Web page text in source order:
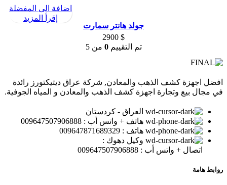
جولد هانتر سمارت
تم التقييم0 من 5
2900 $
اضافة الى المفضلة
إقرأ المزيد
افضل اجهزة كشف الذهب والمعادن, شركة عراق ديتيكتورز رائدة
في مجال بيع وتجارة اجهزة كشف الذهب والمعادن و المياه الجوفية.
العراق - كردستان
هاتف + واتس أب : 009647507906888
هاتف : 009647871689329
وكيل دهوك :
اتصال + واتس أب : 009647507906888
روابط هامة